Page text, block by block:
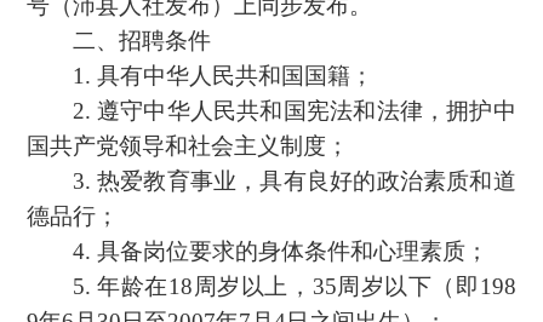
号（沛县人社发布）上同步发布。
二、招聘条件
1. 具有中华人民共和国国籍；
2. 遵守中华人民共和国宪法和法律，拥护中
国共产党领导和社会主义制度；
3. 热爱教育事业，具有良好的政治素质和道
德品行；
4. 具备岗位要求的身体条件和心理素质；
5. 年龄在18周岁以上，35周岁以下（即198